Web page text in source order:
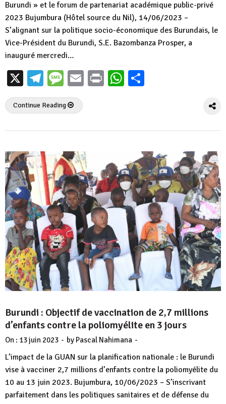
Burundi » et le forum de partenariat académique public-privé
2023 Bujumbura (Hôtel source du Nil), 14/06/2023 –
S’alignant sur la politique socio-économique des Burundais, le
Vice-Président du Burundi, S.E. Bazombanza Prosper, a
inauguré mercredi…
X Telegram
Message
EmailPrintWhatsApp
Continue Reading
Burundi : Objectif de vaccination de 2,7 millions
d’enfants contre la poliomyélite en 3 jours
On : 13 juin 2023 - by Pascal Nahimana -
L’impact de la GUAN sur la planification nationale : le Burundi
vise à vacciner 2,7 millions d’enfants contre la poliomyélite du
10 au 13 juin 2023. Bujumbura, 10/06/2023 – S’inscrivant
parfaitement dans les politiques sanitaires et de défense du